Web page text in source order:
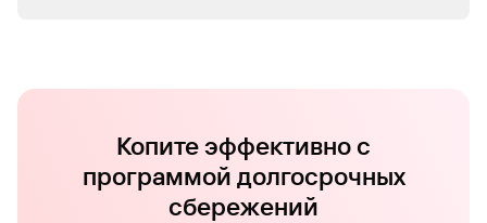
Копите эффективно с
программой долгосрочных
сбережений